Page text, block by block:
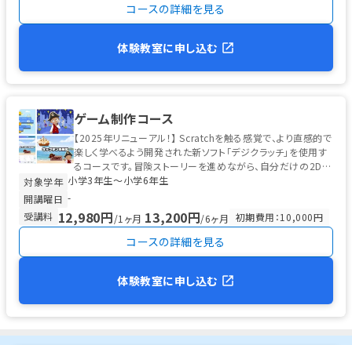
コースの詳細を見る
体験教室に申し込む
ゲーム制作コース
【2025年リニューアル！】 Scratchを触る感覚で、より直感的で
楽しく学べるよう開発された新ソフト「デジクラッチ」を使用す
るコースです。冒険ストーリーを進めながら、自分だけの2Dゲ
ーム制作...
対象学年 小学3年生〜小学6年生
開講曜日 -
受講料 12,980円/1ヶ月 13,200円/6ヶ月 初期費用：10,000円
コースの詳細を見る
体験教室に申し込む